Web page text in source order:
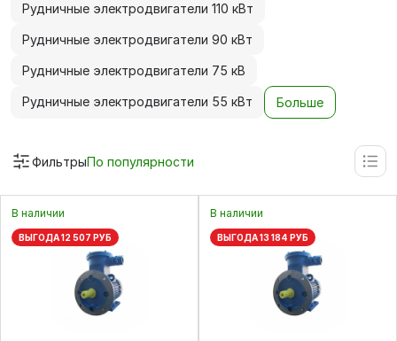
Рудничные электродвигатели 110 кВт
Рудничные электродвигатели 90 кВт
Рудничные электродвигатели 75 кВ
Рудничные электродвигатели 55 кВт Больше
ФильтрыПо популярности
В наличии
ВЫГОДА 12 507 РУБ
В наличии
ВЫГОДА 13 184 РУБ